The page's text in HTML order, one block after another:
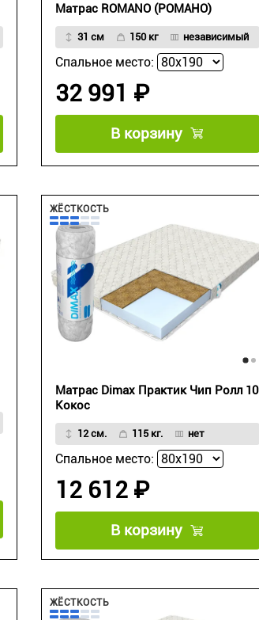
Матрас ROMANO (РОМАНО)
31 см 150 кг независимый
Спальное место:
32 991 ₽
В корзину
ЖЁСТКОСТЬ
Матрас Dimax Практик Чип Ролл 10
Кокос
12 см. 115 кг. нет
Спальное место:
12 612 ₽
В корзину
ЖЁСТКОСТЬ